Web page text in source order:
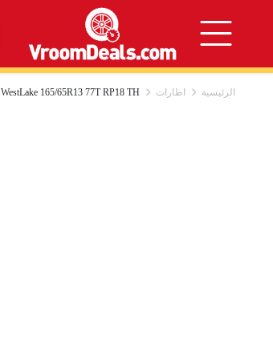
الرئيسية اطارات WestLake 165/65R13 77T RP18 TH